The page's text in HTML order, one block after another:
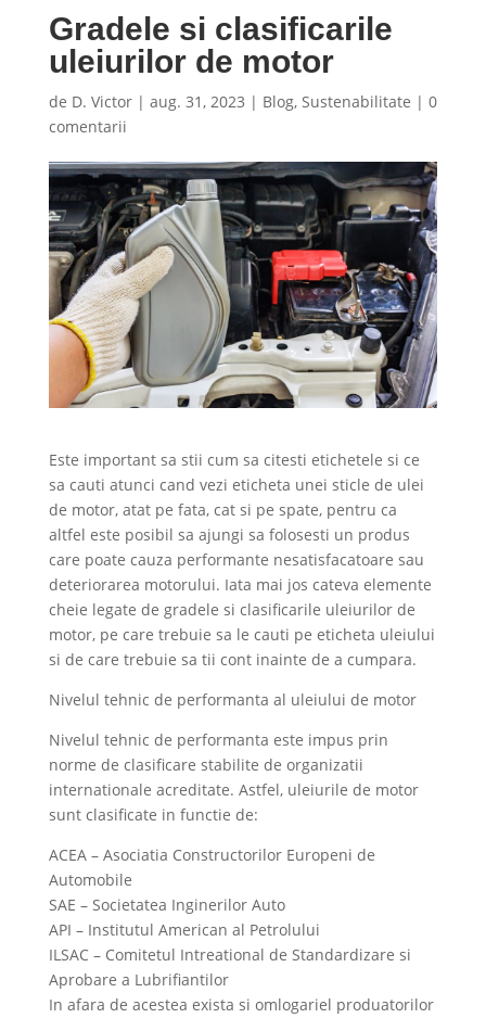
Gradele si clasificarile
uleiurilor de motor
de D. Victor| aug. 31, 2023 | Blog, Sustenabilitate | 0
comentarii
Este important sa stii cum sa citesti etichetele si ce
sa cauti atunci cand vezi eticheta unei sticle de ulei
de motor, atat pe fata, cat si pe spate, pentru ca
altfel este posibil sa ajungi sa folosesti un produs
care poate cauza performante nesatisfacatoare sau
deteriorarea motorului. Iata mai jos cateva elemente
cheie legate de gradele si clasificarile uleiurilor de
motor, pe care trebuie sa le cauti pe eticheta uleiului
si de care trebuie sa tii cont inainte de a cumpara.
Nivelul tehnic de performanta al uleiului de motor
Nivelul tehnic de performanta este impus prin
norme de clasificare stabilite de organizatii
internationale acreditate. Astfel, uleiurile de motor
sunt clasificate in functie de:
ACEA – Asociatia Constructorilor Europeni de
Automobile
SAE – Societatea Inginerilor Auto
API – Institutul American al Petrolului
ILSAC – Comitetul Intreational de Standardizare si
Aprobare a Lubrifiantilor
In afara de acestea exista si omlogariel produatorilor